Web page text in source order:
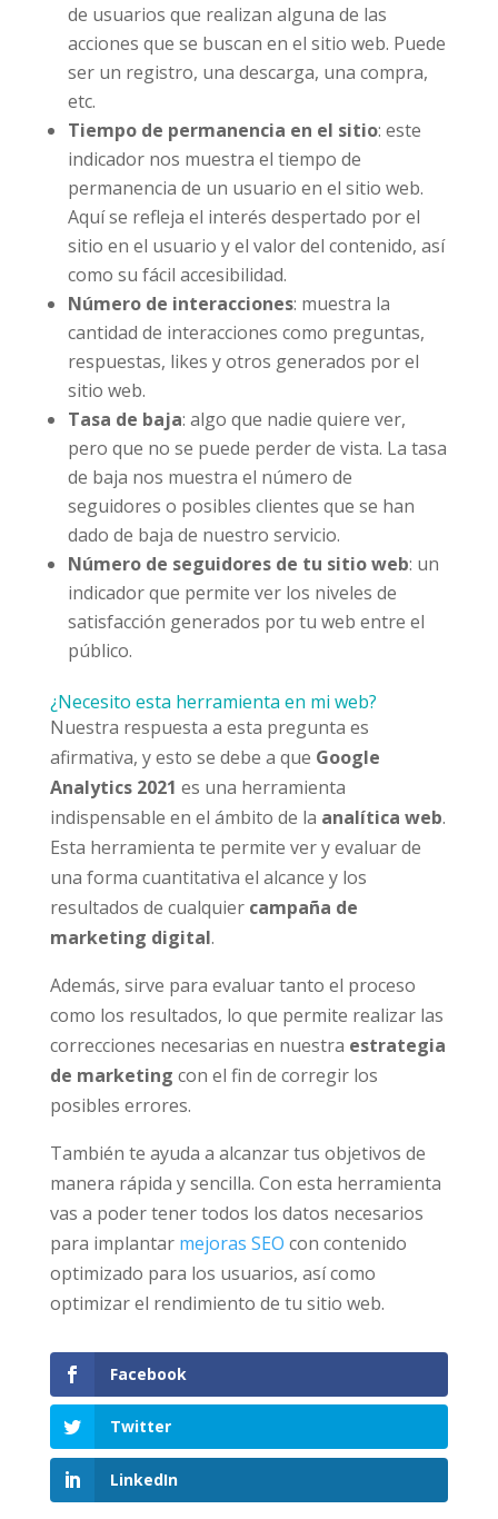
de usuarios que realizan alguna de las
acciones que se buscan en el sitio web. Puede
ser un registro, una descarga, una compra,
etc.
Tiempo de permanencia en el sitio: este
indicador nos muestra el tiempo de
permanencia de un usuario en el sitio web.
Aquí se refleja el interés despertado por el
sitio en el usuario y el valor del contenido, así
como su fácil accesibilidad.
Número de interacciones: muestra la
cantidad de interacciones como preguntas,
respuestas, likes y otros generados por el
sitio web.
Tasa de baja: algo que nadie quiere ver,
pero que no se puede perder de vista. La tasa
de baja nos muestra el número de
seguidores o posibles clientes que se han
dado de baja de nuestro servicio.
Número de seguidores de tu sitio web: un
indicador que permite ver los niveles de
satisfacción generados por tu web entre el
público.
¿Necesito esta herramienta en mi web?
Nuestra respuesta a esta pregunta es
afirmativa, y esto se debe a que Google
Analytics 2021 es una herramienta
indispensable en el ámbito de la analítica web.
Esta herramienta te permite ver y evaluar de
una forma cuantitativa el alcance y los
resultados de cualquier campaña de
marketing digital.
Además, sirve para evaluar tanto el proceso
como los resultados, lo que permite realizar las
correcciones necesarias en nuestra estrategia
de marketing con el fin de corregir los
posibles errores.
También te ayuda a alcanzar tus objetivos de
manera rápida y sencilla. Con esta herramienta
vas a poder tener todos los datos necesarios
para implantar mejoras SEO con contenido
optimizado para los usuarios, así como
optimizar el rendimiento de tu sitio web.
Facebook
Twitter
LinkedIn